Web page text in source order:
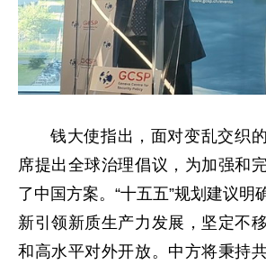
钱大使指出，面对变乱交织
席提出全球治理倡议，为加强和
了中国方案。“十五五”规划建议明
新引领新质生产力发展，坚定不
和高水平对外开放。中方将秉持